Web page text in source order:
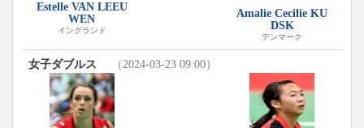
Estelle VAN LEEU
WEN
イングランド
Amalie Cecilie KU
DSK
デンマーク
女子ダブルス （2024-03-23 09:00）